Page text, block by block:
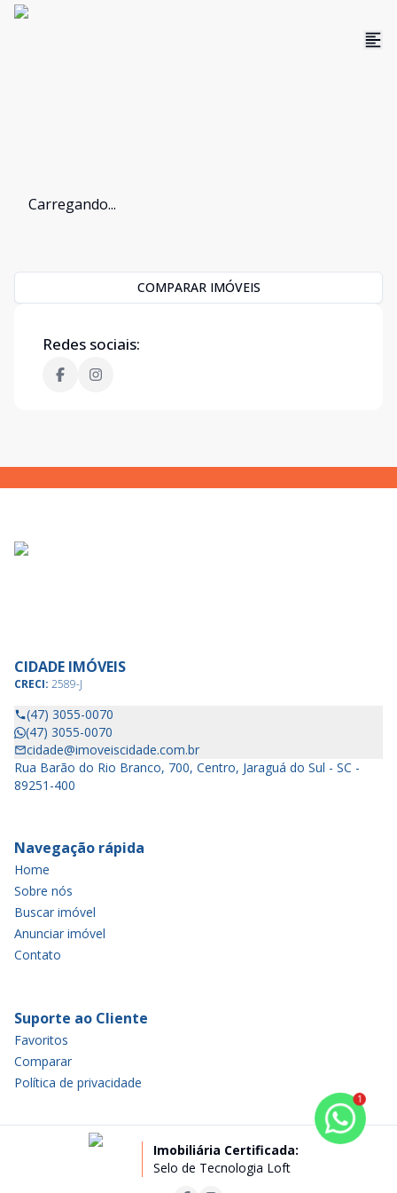
Carregando...
COMPARAR IMÓVEIS
Redes sociais:
CIDADE IMÓVEIS
CRECI: 2589-J
(47) 3055-0070
(47) 3055-0070
cidade@imoveiscidade.com.br
Rua Barão do Rio Branco, 700, Centro, Jaraguá do Sul - SC -
89251-400
Navegação rápida
Home
Sobre nós
Buscar imóvel
Anunciar imóvel
Contato
Suporte ao Cliente
Favoritos
Comparar
Política de privacidade
Imobiliária Certificada:
Selo de Tecnologia Loft
1